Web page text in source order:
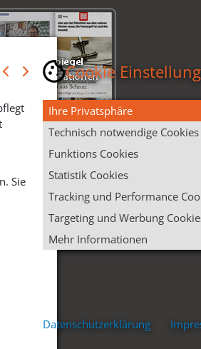
Sie
Cookie
Ihre Privatsphäre
Technisch notwendige Cookies
Funktions Cookies
Statistik Cookies
Tracking und Performance
Targeting und Werbung
Mehr Informationen
Datenschutzerklärung